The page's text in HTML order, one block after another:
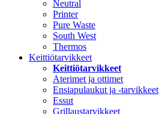
Neutral
Printer
Pure Waste
South West
Thermos
Keittiötarvikkeet
Keittiötarvikkeet
Aterimet ja ottimet
Ensiapulaukut ja -tarvikkeet
Essut
Grillaustarvikkeet